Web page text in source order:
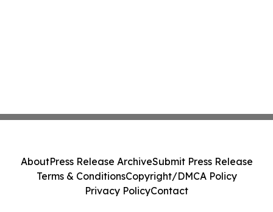
AboutPress Release ArchiveSubmit Press Release
Terms & ConditionsCopyright/DMCA Policy
Privacy PolicyContact